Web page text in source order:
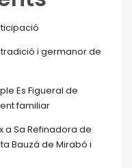
i germanor de
Es Figueral de
familiar
a Sa Refinadora de
Bauzá de Mirabó i